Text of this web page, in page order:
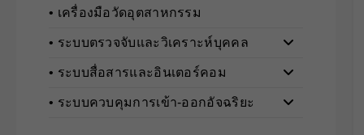
• เครื่องมือวัดอุตสาหกรรม
• ระบบตรวจจับและวิเคราะห์บุคคล
• ระบบสื่อสารและอินเตอร์คอม
• ระบบควบคุมการเข้า-ออกอัจฉริยะ